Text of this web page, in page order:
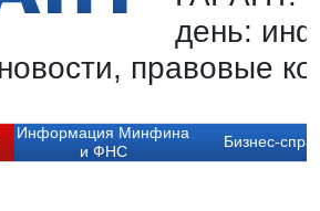
день:
правовые
Информация Минфина
и ФНС
Бизнес-